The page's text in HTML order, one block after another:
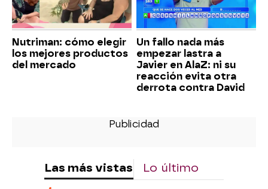
Nutriman: cómo elegir
los mejores productos
del mercado
Un fallo nada más
empezar lastra a
Javier en AlaZ: ni su
reacción evita otra
derrota contra David
Las más vistas Lo último